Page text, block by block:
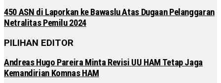
450 ASN di Laporkan ke Bawaslu Atas Dugaan Pelanggaran
Netralitas Pemilu 2024
PILIHAN EDITOR
Andreas Hugo Pareira Minta Revisi UU HAM Tetap Jaga
Kemandirian Komnas HAM